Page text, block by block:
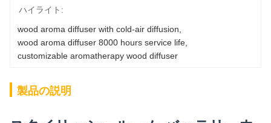
ハイライト:
wood aroma diffuser with cold-air diffusion
wood aroma diffuser 8000 hours service life
customizable aromatherapy wood diffuser
製品の説明